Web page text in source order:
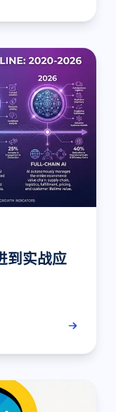
到实战应